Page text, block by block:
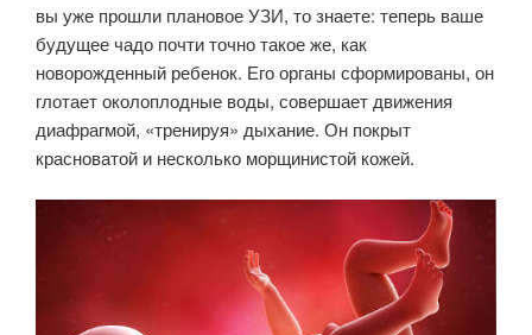
вы уже прошли плановое УЗИ, то знаете: теперь ваше
будущее чадо почти точно такое же, как
новорожденный ребенок. Его органы сформированы, он
глотает околоплодные воды, совершает движения
диафрагмой, «тренируя» дыхание. Он покрыт
красноватой и несколько морщинистой кожей.